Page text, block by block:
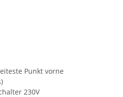
Punkt vorne
230V